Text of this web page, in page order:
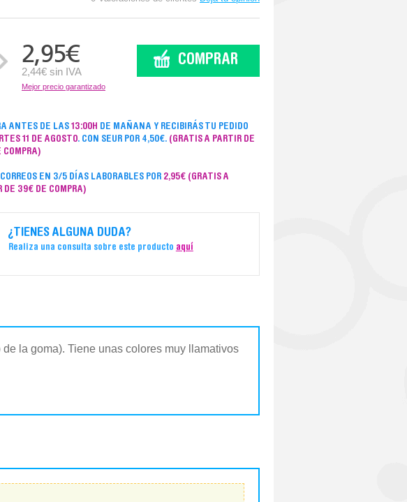
2,95€
2,44€ sin IVA
Mejor precio garantizado
ANTES DE LAS 13:00H DE MAÑANA Y RECIBIRÁS TU PEDIDO
11 DE AGOSTO. CON SEUR POR 4,50€. (GRATIS A PARTIR DE
COMPRA)
EN 3/5 DÍAS LABORABLES POR 2,95€ (GRATIS A
DE 39€ DE COMPRA)
¿TIENES ALGUNA DUDA?
Realiza una consulta sobre este producto aquí
la goma). Tiene unas colores muy llamativos